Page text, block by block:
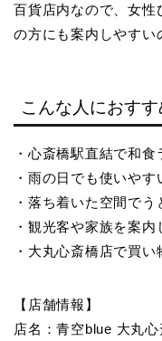
百貨店内なので、女性
の方にも案内しやすい
こんな人におすす
・心斎橋駅直結で和
・雨の日でも使いやす
・落ち着いた空間で
・観光客や家族を案内
・大丸心斎橋店で買い
【店舗情報】
店名：青空blue 大丸心